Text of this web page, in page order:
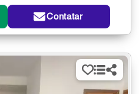
Contatar